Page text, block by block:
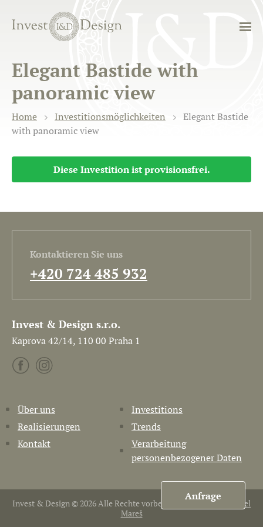
Elegant Bastide with
panoramic view
Home Investitionsmöglichkeiten
Elegant Bastide
with panoramic view
Diese Investition ist provisionsfrei.
Kontaktieren Sie uns
+420 724 485 932
Invest & Design s.r.o.
Kaprova 42/14, 110 00 Praha 1
Über uns
Investitions
Realisierungen
Trends
Kontakt
Verarbeitung
personenbezogener Daten
Invest & Design © 2026 Alle Rechte vorbehalten. Erstellt von
Pavel
Mareš
Anfrage